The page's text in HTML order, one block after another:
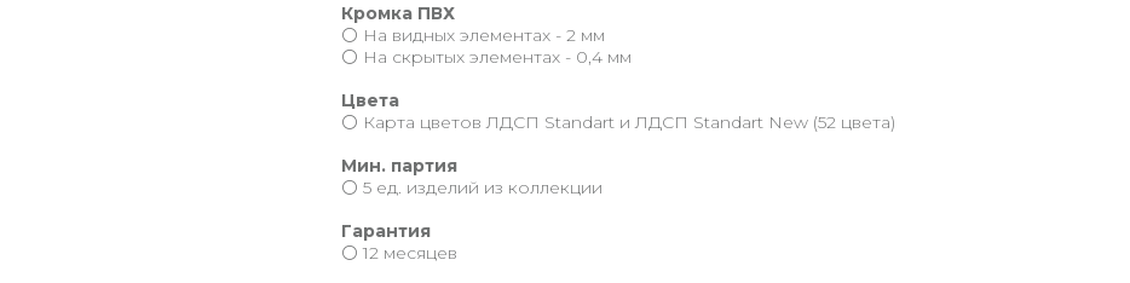
Кромка ПВХ
⚪️ На видных элементах - 2 мм
⚪️ На скрытых элементах - 0,4 мм
Цвета
⚪️ Карта цветов ЛДСП Standart и ЛДСП Standart New (52 цвета)
Мин. партия
⚪️ 5 ед. изделий из коллекции
Гарантия
⚪️ 12 месяцев